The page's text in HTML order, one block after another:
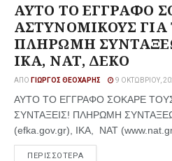
ΑΥΤΟ ΤΟ ΕΓΓΡΑΦΟ
ΑΣΤΥΝΟΜΙΚΟΥΣ ΓΙΑ
ΠΛΗΡΩΜΗ
ΙΚΑ, ΝΑΤ, ΔΕΚΟ
ΑΠΌ ΓΙΏΡΓΟΣ ΘΕΟΧΆΡΗΣ 9 ΟΚΤΩΒΡΊΟΥ,
ΑΥΤΟ ΤΟ ΕΓΓΡΑΦΟ ΣΟΚΑΡΕ
ΣΥΝΤΑΞΕΙΣ! ΠΛΗΡΩΜΗ
(efka.gov.gr), ΙΚΑ, ΝΑΤ
ΠΕΡΙΣΣΟΤΕΡΑ